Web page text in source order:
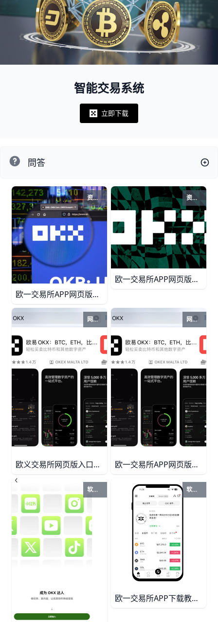
智能交易系统
Notifications
立即下载
問答
资讯推荐
欧一交易所APP网页版资讯不更新？推送异常原因与解决办法全攻略 本指南系统解析欧一交易所APP官方网页版在资讯推荐不更新、推送消息异常时的常见原因，包括网络环境、缓存问题、版本过旧与通知权限设置等，并提供简单易操作的排查步骤与实用解决方案，帮助用户快速恢复资讯实时更新和推送提醒体验。
资讯推荐
欧一交易所APP网页版资讯加载很慢？一文看懂原因与解决方法 本文详细解析欧一（欧义）交易所APP官方网页版中资讯推荐加载缓慢的常见原因，包括网络环境、浏览器缓存、插件干扰和服务器维护等因素，并提供简单易操作的排查步骤与解决方法，帮助你在PC端和移动端获得更流畅的资讯浏览体验。
网页版入口
欧义交易所网页版入口揭秘！一键秒进官方登录页面2026最新 欧亿(欧yi)交易所网页版唯一官方入口是https://www.okx.com，一键点击即可进入官方登录页面。2026年最新安全指南，教你避开钓鱼网站，3步快速登录，支持邮箱/手机登录和扫码登录，新手注册还能领100USDT优惠。
网页版入口
欧一交易所APP网页版入口教程：3分钟注册登录交易全流程 欧一交易所（欧yi）APP网页版入口使用教程：5步完成注册、3分钟登录、24小时通过身份认证，C2C买币5分钟到账，现货交易手续费低至0.08%，含安全设置与常见问题解答，新手零基础也能快速开启数字资产交易之旅。
软件下载 软件下载
欧一交易所APP下载教程：安卓与iOS最新版安装全流程 本文详细介绍欧一交易所APP在安卓和iOS设备上的官方下载与安装步骤，包括APK权限设置、App Store地区切换、TestFlight备用方案以及常见安装拦截问题的解决思路，帮助新手和有经验用户快速完成安全安装。